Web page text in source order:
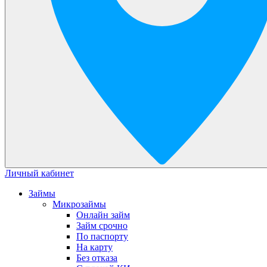
Личный кабинет
Займы
Микрозаймы
Онлайн займ
Займ срочно
По паспорту
На карту
Без отказа